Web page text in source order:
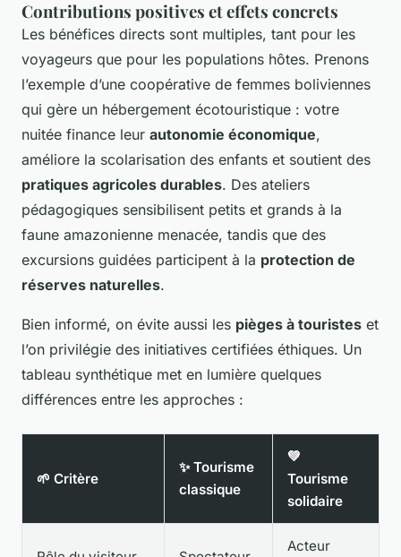
Contributions positives et effets concrets
Les bénéfices directs sont multiples, tant pour les
voyageurs que pour les populations hôtes. Prenons
l’exemple d’une coopérative de femmes boliviennes
qui gère un hébergement écotouristique : votre
nuitée finance leur autonomie économique,
améliore la scolarisation des enfants et soutient des
pratiques agricoles durables. Des ateliers
pédagogiques sensibilisent petits et grands à la
faune amazonienne menacée, tandis que des
excursions guidées participent à la protection de
réserves naturelles.
Bien informé, on évite aussi les pièges à touristes et
l’on privilégie des initiatives certifiées éthiques. Un
tableau synthétique met en lumière quelques
différences entre les approches :
🌱 Critère
✨ Tourisme
classique
💚
Tourisme
solidaire
Acteur